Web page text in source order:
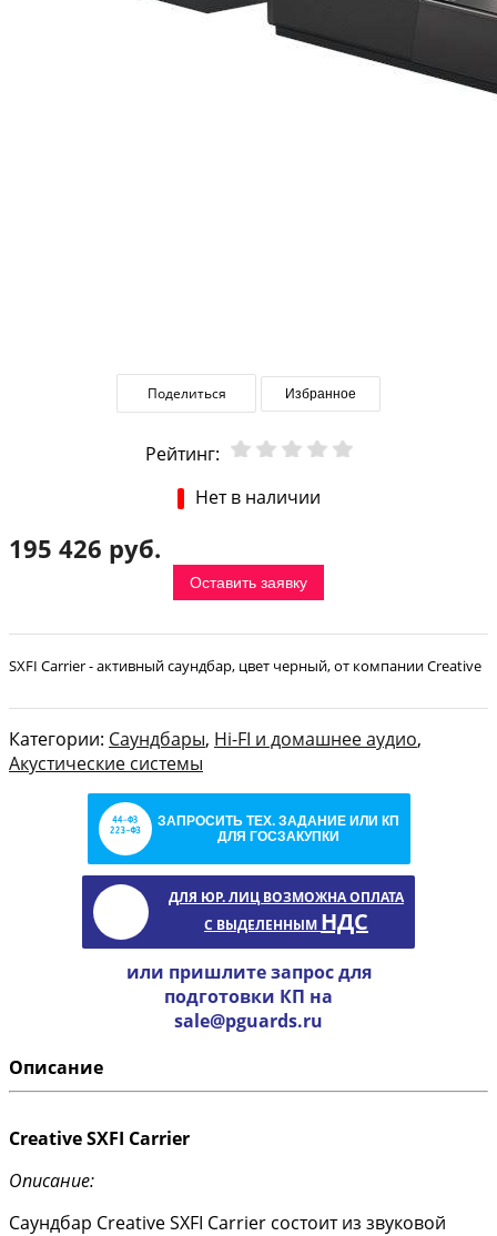
Поделиться Избранное
Рейтинг:
Нет в наличии
195 426 руб.
Оставить заявку
SXFI Carrier - активный саундбар, цвет черный, от компании Creative
Категории: Саундбары, Hi-FI и домашнее аудио,
Акустические системы
ЗАПРОСИТЬ ТЕХ. ЗАДАНИЕ ИЛИ КП
ДЛЯ ГОСЗАКУПКИ
ДЛЯ ЮР. ЛИЦ ВОЗМОЖНА ОПЛАТА
С ВЫДЕЛЕННЫМ НДС
или пришлите запрос для
подготовки КП на
sale@pguards.ru
Описание
Creative SXFI Carrier
Описание:
Саундбар Creative SXFI Carrier состоит из звуковой